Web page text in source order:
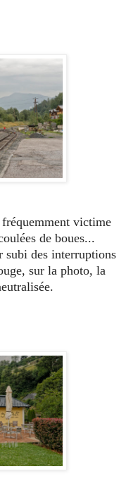
victime
de boues...
subi des interruptions
sur la photo, la